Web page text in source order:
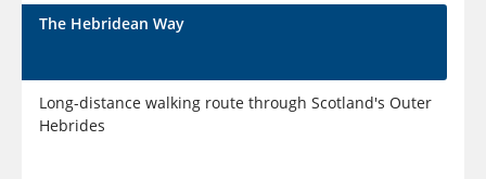
The Hebridean Way
Long-distance walking route through Scotland's Outer
Hebrides